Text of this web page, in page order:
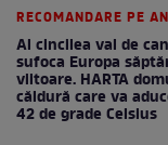
RECOMANDARE PE
Al cincilea val de
sufoca Europa
viitoare. HARTA
căldură care va
42 de grade Celsius